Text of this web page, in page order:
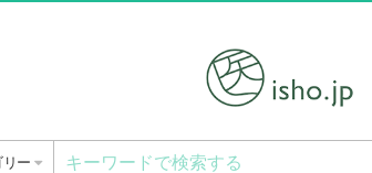
リー